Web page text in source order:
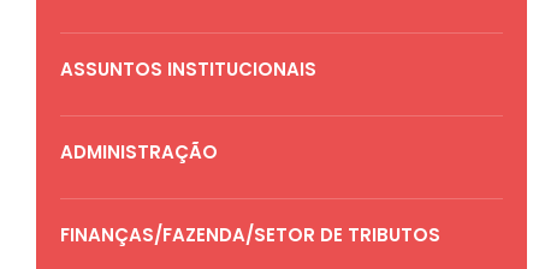
ASSUNTOS INSTITUCIONAIS
ADMINISTRAÇÃO
FINANÇAS/FAZENDA/SETOR DE TRIBUTOS